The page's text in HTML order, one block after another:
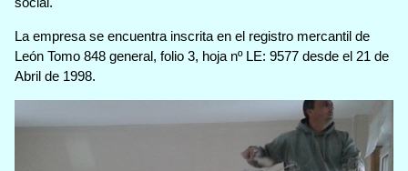
La empresa se encuentra inscrita en el registro mercantil de
León Tomo 848 general, folio 3, hoja nº LE: 9577 desde el 21 de
Abril de 1998.